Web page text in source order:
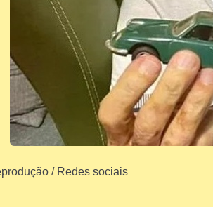
/ Redes sociais